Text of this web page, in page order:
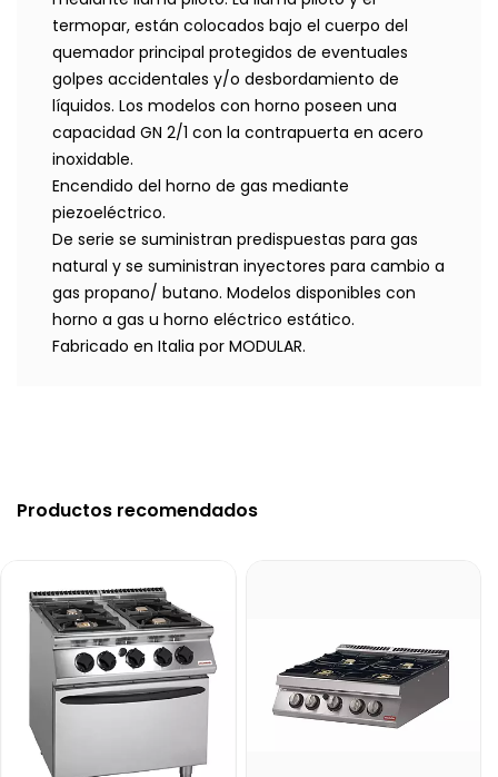
termopar, están colocados bajo el cuerpo del
quemador principal protegidos de eventuales
golpes accidentales y/o desbordamiento de
líquidos. Los modelos con horno poseen una
capacidad GN 2/1 con la contrapuerta en acero
inoxidable.
Encendido del horno de gas mediante
piezoeléctrico.
De serie se suministran predispuestas para gas
natural y se suministran inyectores para cambio a
gas propano/ butano. Modelos disponibles con
horno a gas u horno eléctrico estático.
Fabricado en Italia por MODULAR.
Productos recomendados